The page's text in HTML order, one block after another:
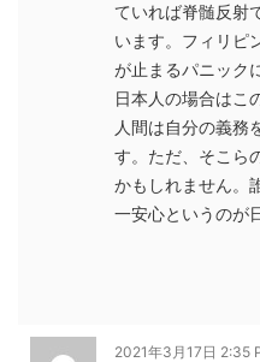
ていれば脊髄反射
います。フィリピ
が止まるパニック
日本人の場合はこ
人間は自分の義務
す。ただ、そこら
かもしれません。
一安心というのが
2021年3月17日 2:35